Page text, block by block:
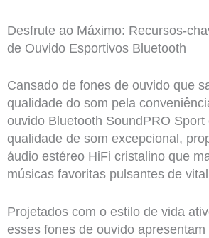
Desfrute ao Máximo: Recursos-
de Ouvido Esportivos Bluetooth
Cansado de fones de ouvido que
qualidade do som pela
ouvido Bluetooth SoundPRO Sport
qualidade de som excepcional,
áudio estéreo HiFi cristalino que
músicas favoritas pulsantes de
Projetados com o estilo de vida
esses fones de ouvido